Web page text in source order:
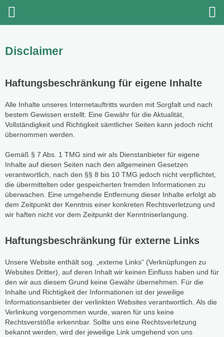
Disclaimer
Haftungsbeschränkung für eigene Inhalte
Alle Inhalte unseres Internetauftritts wurden mit Sorgfalt und nach
bestem Gewissen erstellt. Eine Gewähr für die Aktualität,
Vollständigkeit und Richtigkeit sämtlicher Seiten kann jedoch nicht
übernommen werden.
Gemäß § 7 Abs. 1 TMG sind wir als Dienstanbieter für eigene
Inhalte auf diesen Seiten nach den allgemeinen Gesetzen
verantwortlich, nach den §§ 8 bis 10 TMG jedoch nicht verpflichtet,
die übermittelten oder gespeicherten fremden Informationen zu
überwachen. Eine umgehende Entfernung dieser Inhalte erfolgt ab
dem Zeitpunkt der Kenntnis einer konkreten Rechtsverletzung und
wir haften nicht vor dem Zeitpunkt der Kenntniserlangung.
Haftungsbeschränkung für externe Links
Unsere Website enthält sog. „externe Links“ (Verknüpfungen zu
Websites Dritter), auf deren Inhalt wir keinen Einfluss haben und für
den wir aus diesem Grund keine Gewähr übernehmen. Für die
Inhalte und Richtigkeit der Informationen ist der jeweilige
Informationsanbieter der verlinkten Websites verantwortlich. Als die
Verlinkung vorgenommen wurde, waren für uns keine
Rechtsverstöße erkennbar. Sollte uns eine Rechtsverletzung
bekannt werden, wird der jeweilige Link umgehend von uns